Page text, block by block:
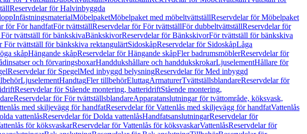
Reservdelar för Halvinbyggda
InfästningsmaterialMöbelpaketMöbelpaket med möbeltvättställReservdelar för Möbelpaket
för För handfatFör tvättställReservdelar för För tvättställFör dubbeltvättställReservdelar för
tvättställ för bänkskivaBänkskivorReservdelar för BänkskivorFör tvättställ för bänkskiva
För tvättställ för bänkskiva rektangulärtSidoskåpReservdelar för SidoskåpLåga
skåpHängande skåpReservdelar för Hängande skåpFler badrumsmöblerReservdelar för
och förvaringsboxarHanddukshållare och handdukskrokarLjuselementHållare för
Reservdelar för SpegelMed inbyggd belysningReservdelar för Med inbyggd
LjuselementHandtagFler tillbehörEluttagArmaturerTvättställsblandareReservdelar för
Reservdelar för Stående montering, batteridriftStående montering,
Reservdelar för För tvättställsblandareApparatanslutningar för tvättområde, köksvask,
med skiljevägg för handfatReservdelar för Vattenlås med skiljevägg för handfatVattenlås
vattenlåsReservdelar för Dolda vattenlåsHandfatsanslutningarReservdelar för
för köksvaskarReservdelar för Vattenlås för köksvaskarVattenlåsReservdelar för